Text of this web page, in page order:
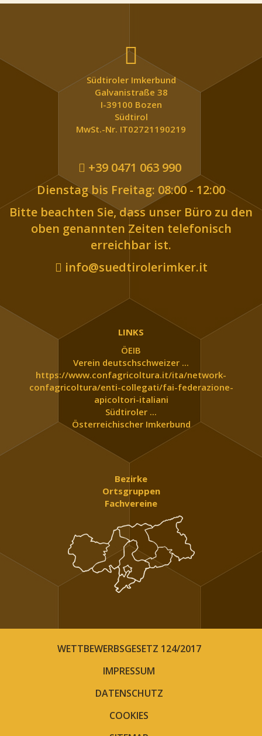
Südtiroler Imkerbund
Galvanistraße 38
I-39100 Bozen
Südtirol
MwSt.-Nr. IT02721190219
+39 0471 063 990
Dienstag bis Freitag: 08:00 - 12:00
Bitte beachten Sie, dass unser Büro zu den
oben genannten Zeiten telefonisch
erreichbar ist.
info@suedtirolerimker.it
LINKS
ÖEIB
Verein deutschschweizer ...
https://www.confagricoltura.it/ita/network-
confagricoltura/enti-collegati/fai-federazione-
apicoltori-italiani
Südtiroler ...
Österreichischer Imkerbund
Bezirke
Ortsgruppen
Fachvereine
WETTBEWERBSGESETZ 124/2017
IMPRESSUM
DATENSCHUTZ
COOKIES